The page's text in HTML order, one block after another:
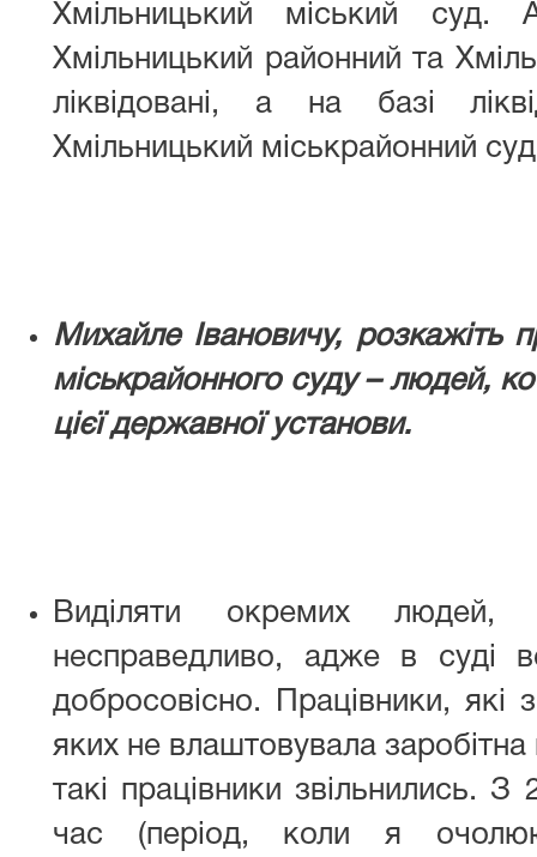
Хмільницький міський
Хмільницький районний та
ліквідовані, а на базі
Хмільницький міськрайонний
Михайле Івановичу, розкажіть
міськрайонного суду – людей,
цієї державної установи.
Виділяти окремих
несправедливо, адже в суді
добросовісно. Працівники,
яких не влаштовувала
такі працівники звільнились.
час (період, коли я